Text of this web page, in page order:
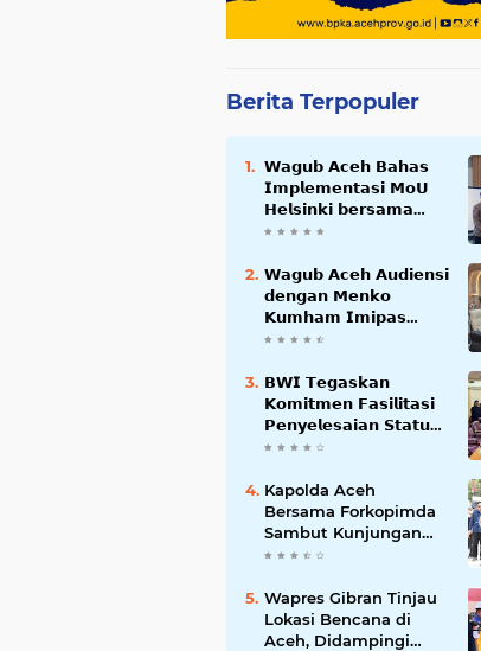
Berita Terpopuler
𝗪𝗮𝗴𝘂𝗯 𝗔𝗰𝗲𝗵 𝗕𝗮𝗵𝗮𝘀
𝗜𝗺𝗽𝗹𝗲𝗺𝗲𝗻𝘁𝗮𝘀𝗶 𝗠𝗼𝗨
𝗛𝗲𝗹𝘀𝗶𝗻𝗸𝗶 𝗯𝗲𝗿𝘀𝗮𝗺𝗮
𝗦𝗲𝗸𝗿𝗲𝘁𝗮𝗿𝗶𝗮𝘁 𝗡𝗲𝗴𝗮𝗿𝗮
𝗪𝗮𝗴𝘂𝗯 𝗔𝗰𝗲𝗵 𝗔𝘂𝗱𝗶𝗲𝗻𝘀𝗶
𝗱𝗲𝗻𝗴𝗮𝗻 𝗠𝗲𝗻𝗸𝗼
𝗞𝘂𝗺𝗵𝗮𝗺 𝗜𝗺𝗶𝗽𝗮𝘀
𝗧𝗲𝗿𝗸𝗮𝗶𝘁 𝗦𝘁𝗮𝘁𝘂𝘀 𝗪𝗮𝗸𝗮𝗳
𝗕𝗪𝗜 𝗧𝗲𝗴𝗮𝘀𝗸𝗮𝗻
𝗞𝗼𝗺𝗶𝘁𝗺𝗲𝗻 𝗙𝗮𝘀𝗶𝗹𝗶𝘁𝗮𝘀𝗶
𝗣𝗲𝗻𝘆𝗲𝗹𝗲𝘀𝗮𝗶𝗮𝗻 𝗦𝘁𝗮𝘁𝘂𝘀
𝗪𝗮𝗸𝗮𝗳 𝗕𝗹𝗮𝗻𝗴 𝗣𝗮𝗱𝗮𝗻𝗴
Kapolda Aceh
Bersama Forkopimda
Sambut Kunjungan
Kerja Wakil Presiden
Bireuen
Wapres Gibran Tinjau
Lokasi Bencana di
Aceh, Didampingi